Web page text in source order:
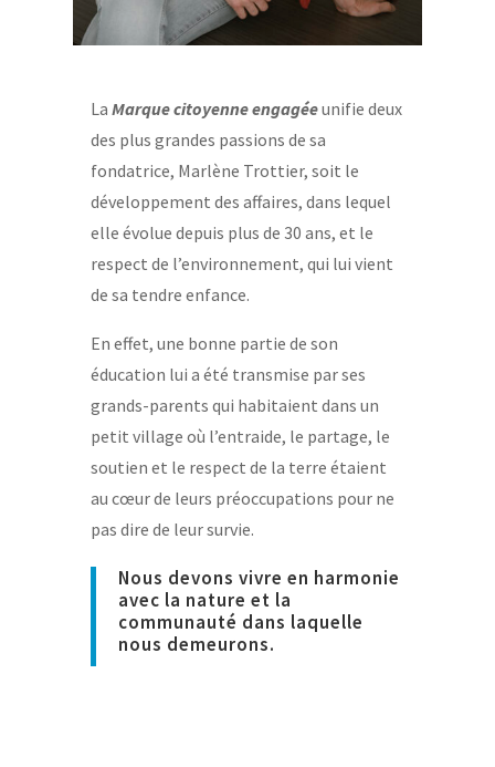
LaMarque citoyenne engagéeunifie deux
des plus grandes passions de sa
fondatrice, Marlène Trottier, soit le
développement des affaires, dans lequel
elle évolue depuis plus de 30 ans, et le
respect de l’environnement, qui lui vient
de sa tendre enfance.
En effet, une bonne partie de son
éducation lui a été transmise par ses
grands-parents qui habitaient dans un
petit village où l’entraide, le partage, le
soutien et le respect de la terre étaient
au cœur de leurs préoccupations pour ne
pas dire de leur survie.
Nous devons vivre en harmonie
avec la nature et la
communauté dans laquelle
nous demeurons.